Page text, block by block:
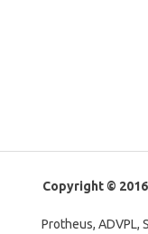
Copyright ©
Protheus, ADVPL,